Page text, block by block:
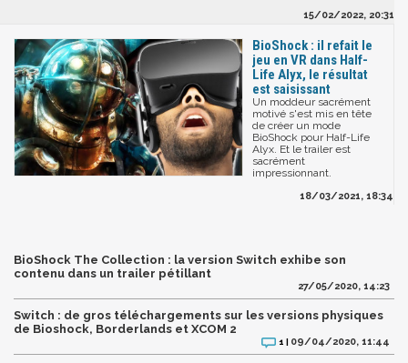
15/02/2022, 20:31
BioShock : il refait le
jeu en VR dans Half-
Life Alyx, le résultat
est saisissant
Un moddeur sacrément
motivé s'est mis en tête
de créer un mode
BioShock pour Half-Life
Alyx. Et le trailer est
sacrément
impressionnant.
18/03/2021, 18:34
BioShock The Collection : la version Switch exhibe son
contenu dans un trailer pétillant
27/05/2020, 14:23
Switch : de gros téléchargements sur les versions physiques
de Bioshock, Borderlands et XCOM 2
1 | 09/04/2020, 11:44